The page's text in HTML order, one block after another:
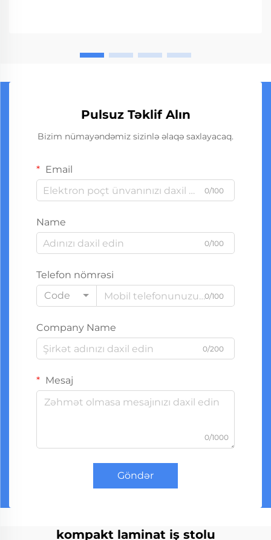
Pulsuz Təklif Alın
Bizim nümayəndəmiz sizinlə əlaqə saxlayacaq.
Email
0/100
Name
0/100
Telefon nömrəsi
Code
0/100
Company Name
0/200
Mesaj
0/1000
Göndər
kompakt laminat iş stolu